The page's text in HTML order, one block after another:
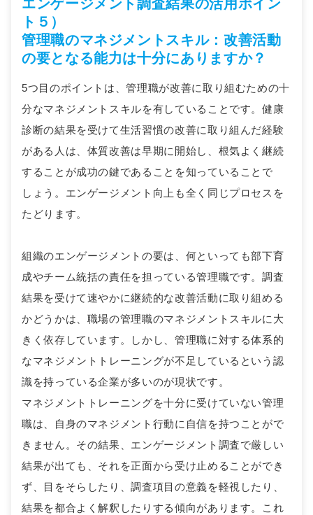
エンゲージメント調査結果の活用ポイン
ト５）
管理職のマネジメントスキル：改善活動
の要となる能力は十分にありますか？
5つ目のポイントは、管理職が改善に取り組むための十
分なマネジメントスキルを有していることです。健康
診断の結果を受けて生活習慣の改善に取り組んだ経験
がある人は、体質改善は早期に開始し、根気よく継続
することが成功の鍵であることを知っていることで
しょう。エンゲージメント向上も全く同じプロセスを
たどります。
組織のエンゲージメントの要は、何といっても部下育
成やチーム統括の責任を担っている管理職です。調査
結果を受けて速やかに継続的な改善活動に取り組める
かどうかは、職場の管理職のマネジメントスキルに大
きく依存しています。しかし、管理職に対する体系的
なマネジメントトレーニングが不足しているという認
識を持っている企業が多いのが現状です。
マネジメントトレーニングを十分に受けていない管理
職は、自身のマネジメント行動に自信を持つことがで
きません。その結果、エンゲージメント調査で厳しい
結果が出ても、それを正面から受け止めることができ
ず、目をそらしたり、調査項目の意義を軽視したり、
結果を都合よく解釈したりする傾向があります。これ